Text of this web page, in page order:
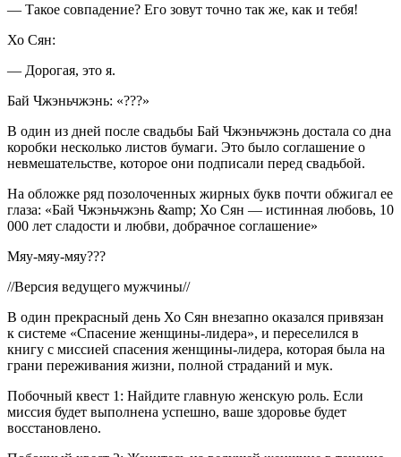
— Такое совпадение? Его зовут точно так же, как и тебя!
Хо Сян:
— Дорогая, это я.
Бай Чжэньчжэнь: «???»
В один из дней после свадьбы Бай Чжэньчжэнь достала со дна
коробки несколько листов бумаги. Это было соглашение о
невмешательстве, которое они подписали перед свадьбой.
На обложке ряд позолоченных жирных букв почти обжигал ее
глаза: «Бай Чжэньчжэнь &amp; Хо Сян — истинная любовь, 10
000 лет сладости и любви, добрачное соглашение»
Мяу-мяу-мяу???
//Версия ведущего мужчины//
В один прекрасный день Хо Сян внезапно оказался привязан
к системе «Спасение женщины-лидера», и переселился в
книгу с миссией спасения женщины-лидера, которая была на
грани переживания жизни, полной страданий и мук.
Побочный квест 1: Найдите главную женскую роль. Если
миссия будет выполнена успешно, ваше здоровье будет
восстановлено.